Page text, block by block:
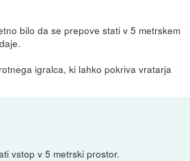
bilo da se prepove stati v 5 metrskem
igralca, ki lahko pokriva vratarja
vstop v 5 metrski prostor.